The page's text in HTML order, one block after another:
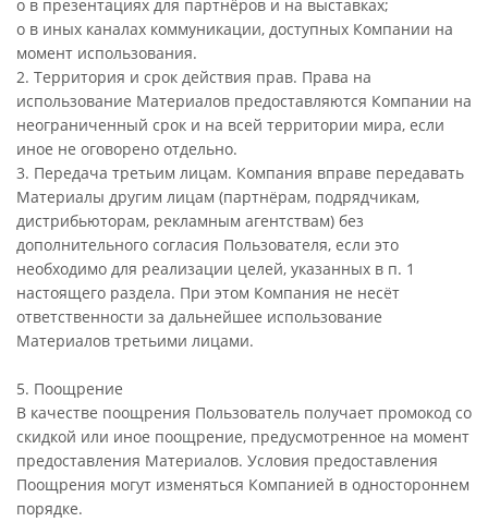
o в презентациях для партнёров и на выставках;
o в иных каналах коммуникации, доступных Компании на
момент использования.
2. Территория и срок действия прав. Права на
использование Материалов предоставляются Компании на
неограниченный срок и на всей территории мира, если
иное не оговорено отдельно.
3. Передача третьим лицам. Компания вправе передавать
Материалы другим лицам (партнёрам, подрядчикам,
дистрибьюторам, рекламным агентствам) без
дополнительного согласия Пользователя, если это
необходимо для реализации целей, указанных в п. 1
настоящего раздела. При этом Компания не несёт
ответственности за дальнейшее использование
Материалов третьими лицами.
5. Поощрение
В качестве поощрения Пользователь получает промокод со
скидкой или иное поощрение, предусмотренное на момент
предоставления Материалов. Условия предоставления
Поощрения могут изменяться Компанией в одностороннем
порядке.